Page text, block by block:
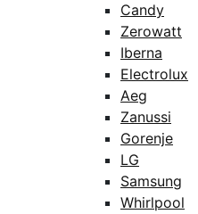
Candy
Zerowatt
Iberna
Electrolux
Aeg
Zanussi
Gorenje
LG
Samsung
Whirlpool